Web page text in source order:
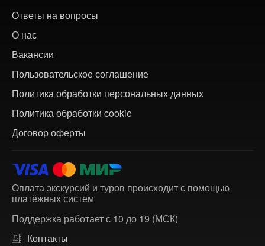
Ответы на вопросы
О нас
Вакансии
Пользовательское соглашение
Политика обработки персональных данных
Политика обработки cookie
Договор оферты
Оплата экскурсий и туров происходит с помощью
платёжных систем
Поддержка работает с 10 до 19 (МСК)
Контакты